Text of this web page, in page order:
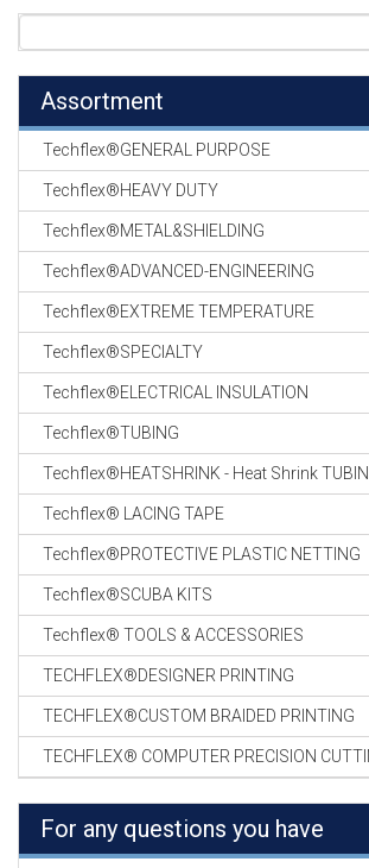
Assortment
Techflex®GENERAL PURPOSE
Techflex®HEAVY DUTY
Techflex®METAL&SHIELDING
Techflex®ADVANCED-ENGINEERING
Techflex®EXTREME TEMPERATURE
Techflex®SPECIALTY
Techflex®ELECTRICAL INSULATION
Techflex®TUBING
Techflex®HEATSHRINK - Heat Shrink
Techflex® LACING TAPE
Techflex®PROTECTIVE PLASTIC NETTING
Techflex®SCUBA KITS
Techflex® TOOLS & ACCESSORIES
TECHFLEX®DESIGNER PRINTING
TECHFLEX®CUSTOM BRAIDED PRINTING
TECHFLEX® COMPUTER PRECISION
For any questions you have